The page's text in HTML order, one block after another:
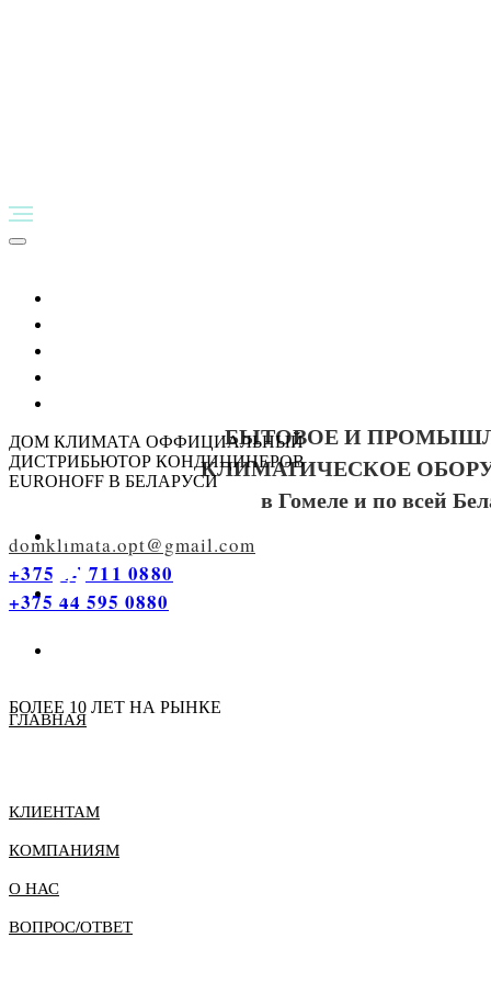
БЫТОВОЕ И
КЛИМАТИЧЕСКОЕ
в Гомеле и по всей
domklimata.opt@gmail.com
+375 44 711 0880
+375 44 595 0880
ГЛАВНАЯ
КЛИЕНТАМ
КОМПАНИЯМ
О НАС
ВОПРОС/ОТВЕТ
ДОМ КЛИМАТА ОФФИЦИАЛЬНЫЙ
ДИСТРИБЬЮТОР КОНДИЦИНЕРОВ
EUROHOFF В БЕЛАРУСИ
БОЛЕЕ 10 ЛЕТ НА РЫНКЕ